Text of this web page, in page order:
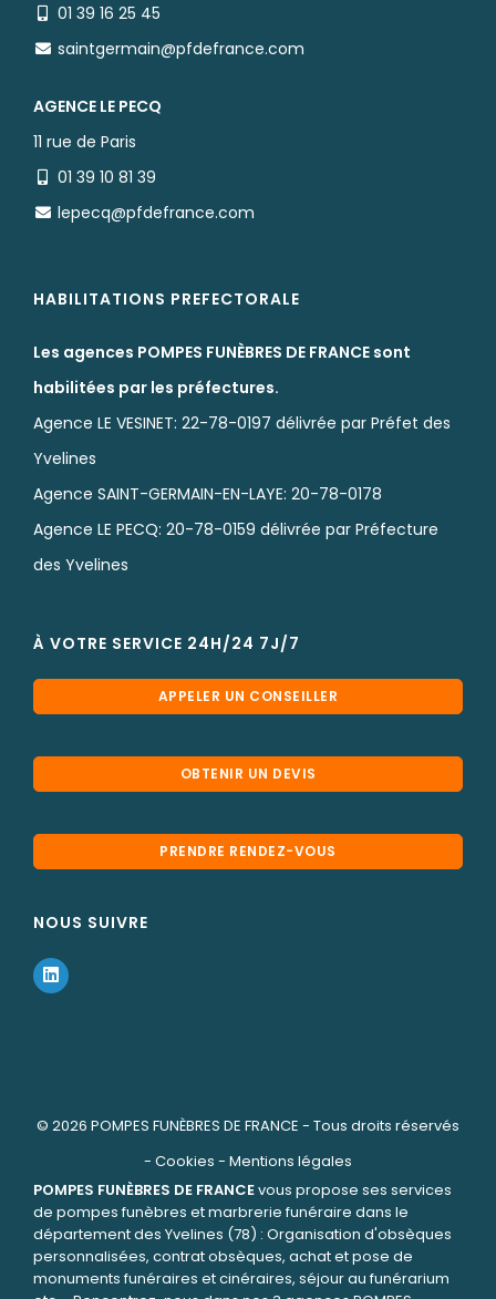
01 39 16 25 45
saintgermain@pfdefrance.com
AGENCE LE PECQ
11 rue de Paris
01 39 10 81 39
lepecq@pfdefrance.com
HABILITATIONS PREFECTORALE
Les agences POMPES FUNÈBRES DE FRANCE sont
habilitées par les préfectures.
Agence LE VESINET: 22-78-0197 délivrée par Préfet des
Yvelines
Agence SAINT-GERMAIN-EN-LAYE: 20-78-0178
Agence LE PECQ: 20-78-0159 délivrée par Préfecture
des Yvelines
À VOTRE SERVICE 24H/24 7J/7
APPELER UN CONSEILLER
OBTENIR UN DEVIS
PRENDRE RENDEZ-VOUS
NOUS SUIVRE
© 2026 POMPES FUNÈBRES DE FRANCE - Tous droits réservés
- Cookies - Mentions légales
POMPES FUNÈBRES DE FRANCEvous propose ses services
de pompes funèbres et marbrerie funéraire dans le
département des Yvelines (78) : Organisation d'obsèques
personnalisées, contrat obsèques, achat et pose de
monuments funéraires et cinéraires, séjour au funérarium